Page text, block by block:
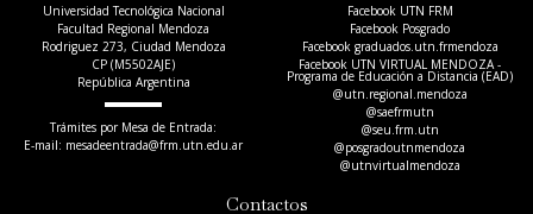
Universidad Tecnológica Nacional
Facultad Regional Mendoza
Rodriguez 273, Ciudad Mendoza
CP (M5502AJE)
República Argentina
Trámites por Mesa de Entrada:
E-mail: mesadeentrada@frm.utn.edu.ar​
Facebook UTN FRM
Facebook Posgrado
Facebook graduados.utn.frmendoza
Facebook UTN VIRTUAL MENDOZA -
Programa de Educación a Distancia (EAD)
@utn.regional.mendoza
@saefrmutn
@seu.frm.utn
@posgradoutnmendoza
@utnvirtualmendoza
Contactos